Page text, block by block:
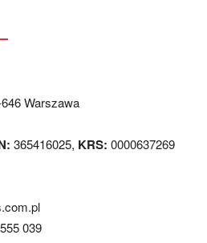
Warszawa
365416025, KRS: 0000637269
039